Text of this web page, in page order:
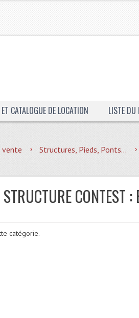
CATALOGUE DE LOCATION LISTE DU
vente Structures, Pieds, Ponts...
CONTEST
catégorie.